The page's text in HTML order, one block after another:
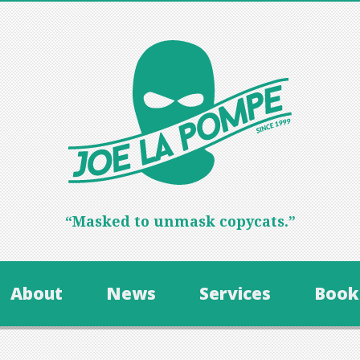
“Masked to unmask copycats.”
About News Services